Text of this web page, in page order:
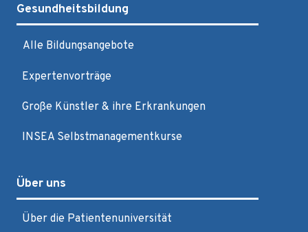
Gesundheitsbildung
Alle Bildungsangebote
Expertenvorträge
Große Künstler & ihre Erkrankungen
INSEA Selbstmanagementkurse
Über uns
Über die Patientenuniversität